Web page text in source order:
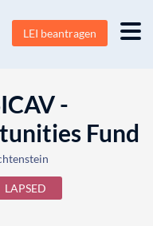
LEI beantragen
-
Fund
LAPSED